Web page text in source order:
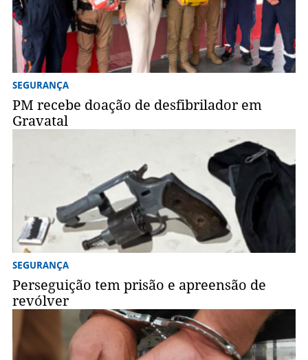
SEGURANÇA
PM recebe doação de desfibrilador em
Gravatal
SEGURANÇA
Perseguição tem prisão e apreensão de
revólver